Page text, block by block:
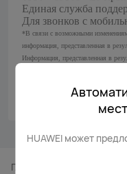
Единая служба
Для звонков с
*В связи с возможными
информация, представленная в
Информация, представленная в
HUAWEI может
Главная